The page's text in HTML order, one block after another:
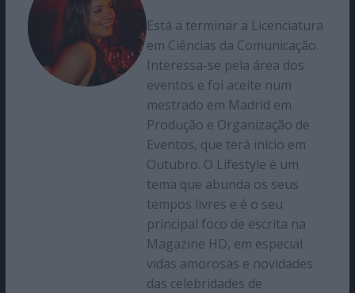
Está a terminar a Licenciatura
em Ciências da Comunicação.
Interessa-se pela área dos
eventos e foi aceite num
mestrado em Madrid em
Produção e Organização de
Eventos, que terá início em
Outubro. O Lifestyle é um
tema que abunda os seus
tempos livres e é o seu
principal foco de escrita na
Magazine HD, em especial
vidas amorosas e novidades
das celebridades de